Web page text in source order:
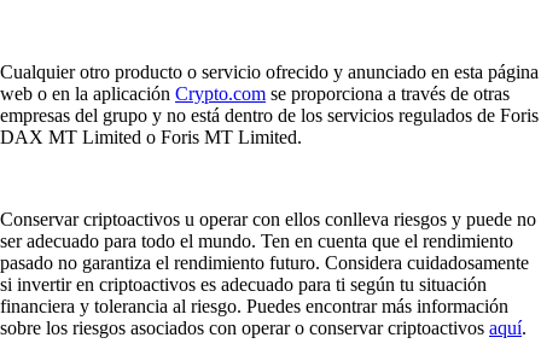
Cualquier otro producto o servicio ofrecido y anunciado en esta página
web o en la aplicación Crypto.com se proporciona a través de otras
empresas del grupo y no está dentro de los servicios regulados de Foris
DAX MT Limited o Foris MT Limited.
Conservar criptoactivos u operar con ellos conlleva riesgos y puede no
ser adecuado para todo el mundo. Ten en cuenta que el rendimiento
pasado no garantiza el rendimiento futuro. Considera cuidadosamente
si invertir en criptoactivos es adecuado para ti según tu situación
financiera y tolerancia al riesgo. Puedes encontrar más información
sobre los riesgos asociados con operar o conservar criptoactivos aquí.